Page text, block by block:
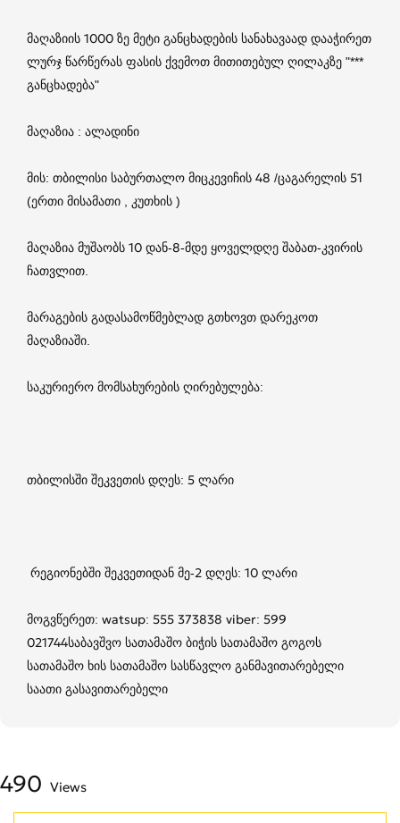
მაღაზიის 1000 ზე მეტი განცხადების სანახავაად დააჭირეთ
ლურჯ წარწერას ფასის ქვემოთ მითითებულ ღილაკზე "***
განცხადება"
მაღაზია :‎ ალადინი
მის:‎ თბილისი საბურთალო მიცკევიჩის 48 /ცაგარელის 51
(ერთი მისამათი , კუთხის )
‎მაღაზია‎ მუშაობს‎ 10‎ დან-8-მდე‎ ყოველდღე‎ შაბათ-კვირის‎
ჩათვლით.
მარაგების გადასამოწმებლად გთხოვთ დარეკოთ
მაღაზიაში.
საკურიერო‎ მომსახურების‎ ღირებულება:
თბილისში‎ შეკვეთის‎ დღეს:‎ 5‎ ლარი‎
‎ რეგიონებში‎ შეკვეთიდან‎ მე-2 დღეს: 10‎ ლარი
მოგვწერეთ: watsup: 555 373838 viber: 599
021744საბავშვო სათამაშო ბიჭის სათამაშო გოგოს
სათამაშო ხის სათამაშო სასწავლო განმავითარებელი
საათი გასავითარებელი
490 Views